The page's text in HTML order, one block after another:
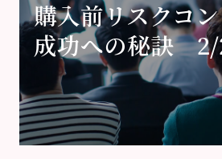
購入前リスクコ
成功への秘訣